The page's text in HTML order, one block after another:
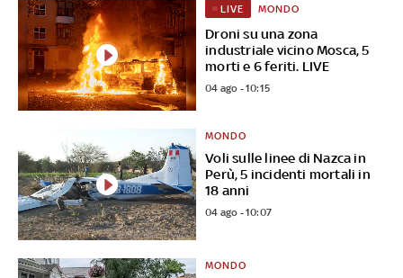
Droni su una zona
industriale vicino Mosca, 5
morti e 6 feriti. LIVE
LIVE MONDO
04 ago - 10:15
Voli sulle linee di Nazca in
Perù, 5 incidenti mortali in
18 anni
MONDO
04 ago - 10:07
MONDO